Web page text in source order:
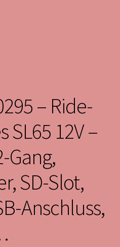
– Ride-
SL65 12V –
Gang,
SD-Slot,
Anschluss,